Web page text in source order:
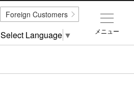
メニュー
Foreign Customers
Select Language ▼